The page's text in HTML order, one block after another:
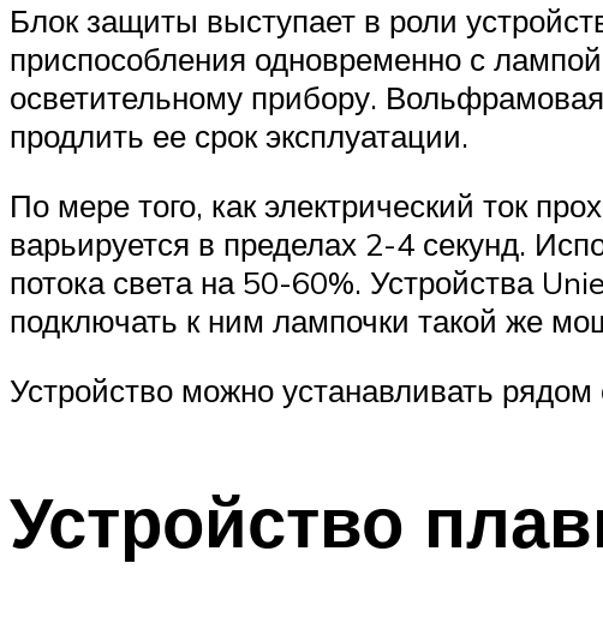
Блок защиты выступает в роли
приспособления одновременно с
осветительному прибору.
продлить ее срок эксплуатации.
По мере того, как электрический ток
варьируется в пределах 2-4 секунд.
потока света на 50-60%. Устройства
подключать к ним лампочки такой же
Устройство можно устанавливать
Устройство